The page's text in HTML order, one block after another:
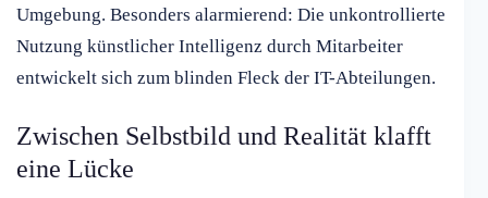
Umgebung. Besonders alarmierend: Die unkontrollierte
Nutzung künstlicher Intelligenz durch Mitarbeiter
entwickelt sich zum blinden Fleck der IT-Abteilungen.
Zwischen Selbstbild und Realität klafft
eine Lücke